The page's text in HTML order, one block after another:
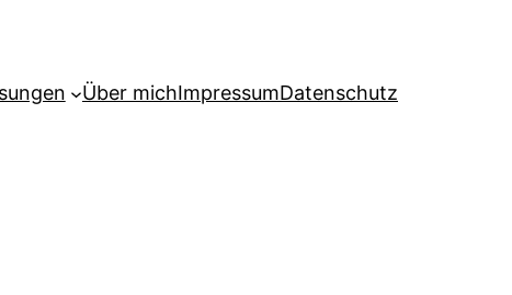
Über michImpressumDatenschutz